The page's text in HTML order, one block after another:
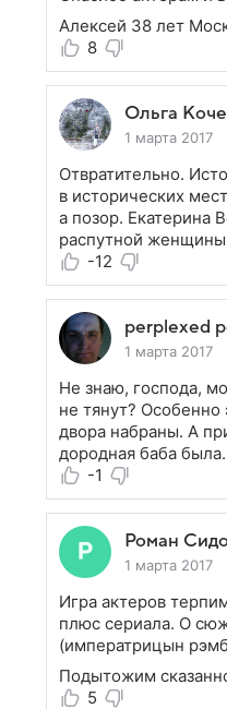
Алексей 38 лет
8
Ольга
1 марта 2017
Отвратительно.
в исторических
а позор. Екатерина
распутной
-12
perplexed
1 марта 2017
Не знаю, господа,
не тянут? Особенно
двора набраны. А
дородная баба
-1
Роман
1 марта 2017
Игра актеров
плюс сериала. О
(императрицын
Подытожим
5